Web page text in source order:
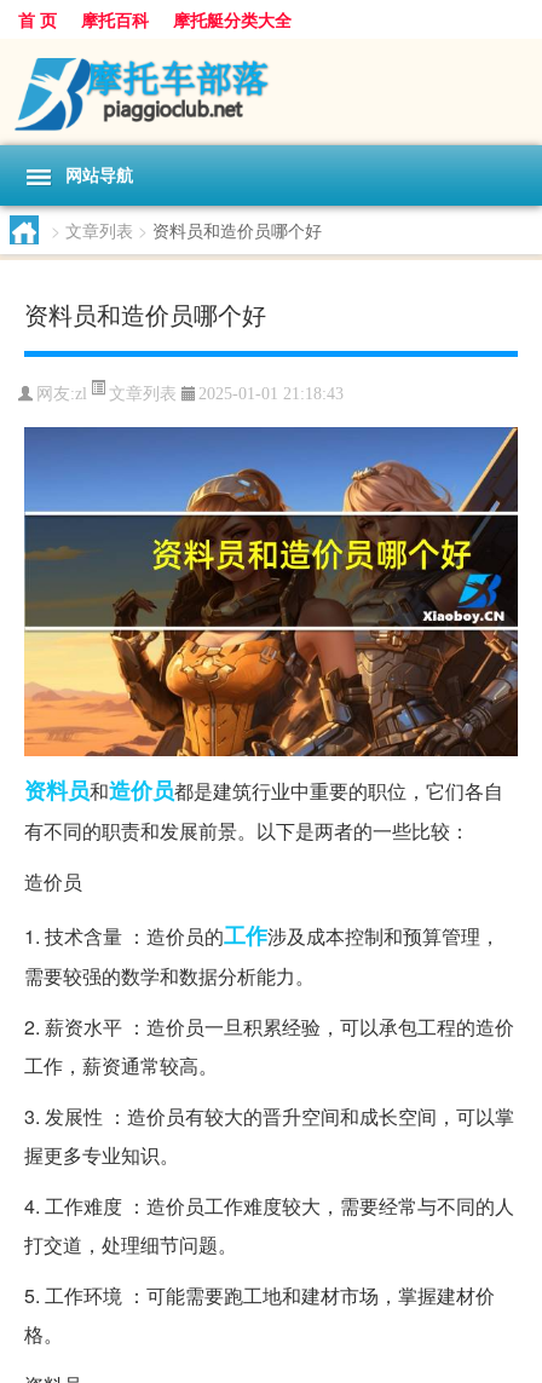
首 页 摩托百科 摩托艇分类大全
网站导航
> 文章列表 > 资料员和造价员哪个好
资料员和造价员哪个好
网友:zl 文章列表 2025-01-01 21:18:43
资料员和造价员都是建筑行业中重要的职位，它们各自
有不同的职责和发展前景。以下是两者的一些比较：
造价员
1. 技术含量 ：造价员的工作涉及成本控制和预算管理，
需要较强的数学和数据分析能力。
2. 薪资水平 ：造价员一旦积累经验，可以承包工程的造价
工作，薪资通常较高。
3. 发展性 ：造价员有较大的晋升空间和成长空间，可以掌
握更多专业知识。
4. 工作难度 ：造价员工作难度较大，需要经常与不同的人
打交道，处理细节问题。
5. 工作环境 ：可能需要跑工地和建材市场，掌握建材价
格。